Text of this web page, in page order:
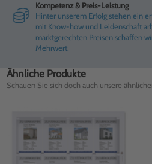
Kompetenz & Preis-Leistung
Hinter unserem Erfolg stehen ein
mit Know-how und Leidenschaft
marktgerechten Preisen schaffen
Mehrwert.
Ähnliche Produkte
Schauen Sie sich doch auch unsere